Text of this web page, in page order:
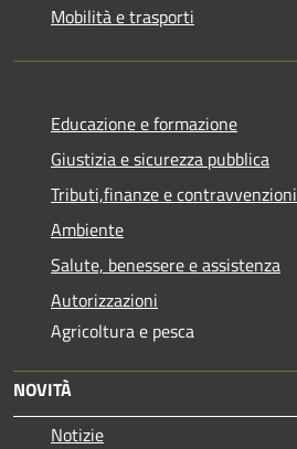
Mobilità e trasporti
Educazione e formazione
Giustizia e sicurezza pubblica
Tributi,finanze e contravvenzioni
Ambiente
Salute, benessere e assistenza
Autorizzazioni
Agricoltura e pesca
NOVITÀ
Notizie